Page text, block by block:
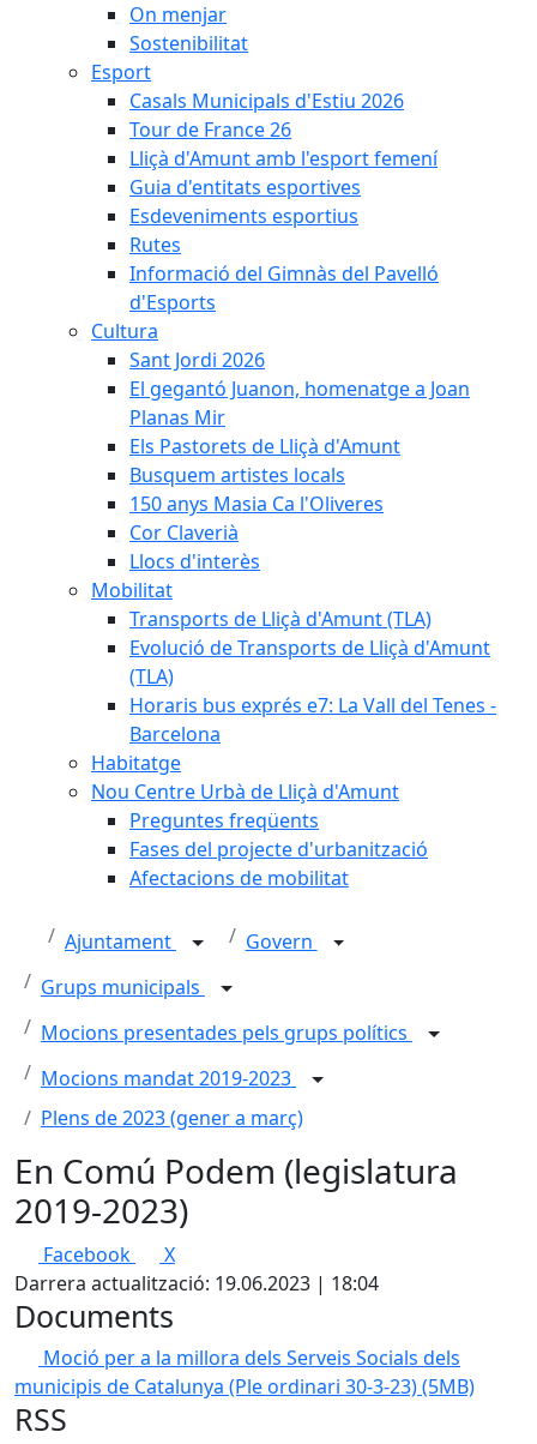
On menjar
Sostenibilitat
Esport
Casals Municipals d'Estiu 2026
Tour de France 26
Lliçà d'Amunt amb l'esport femení
Guia d'entitats esportives
Esdeveniments esportius
Rutes
Informació del Gimnàs del Pavelló
d'Esports
Cultura
Sant Jordi 2026
El gegantó Juanon, homenatge a Joan
Planas Mir
Els Pastorets de Lliçà d'Amunt
Busquem artistes locals
150 anys Masia Ca l'Oliveres
Cor Claverià
Llocs d'interès
Mobilitat
Transports de Lliçà d'Amunt (TLA)
Evolució de Transports de Lliçà d'Amunt
(TLA)
Horaris bus exprés e7: La Vall del Tenes -
Barcelona
Habitatge
Nou Centre Urbà de Lliçà d'Amunt
Preguntes freqüents
Fases del projecte d'urbanització
Afectacions de mobilitat
Ajuntament
Govern
Grups municipals
Mocions presentades pels grups polítics
Mocions mandat 2019-2023
Plens de 2023 (gener a març)
En Comú Podem (legislatura
2019-2023)
Facebook
X
Darrera actualització: 19.06.2023 | 18:04
Documents
Moció per a la millora dels Serveis Socials dels
municipis de Catalunya (Ple ordinari 30-3-23)(5MB)
RSS